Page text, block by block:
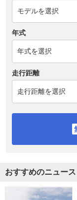
年式
走行距離
おすすめのニュース